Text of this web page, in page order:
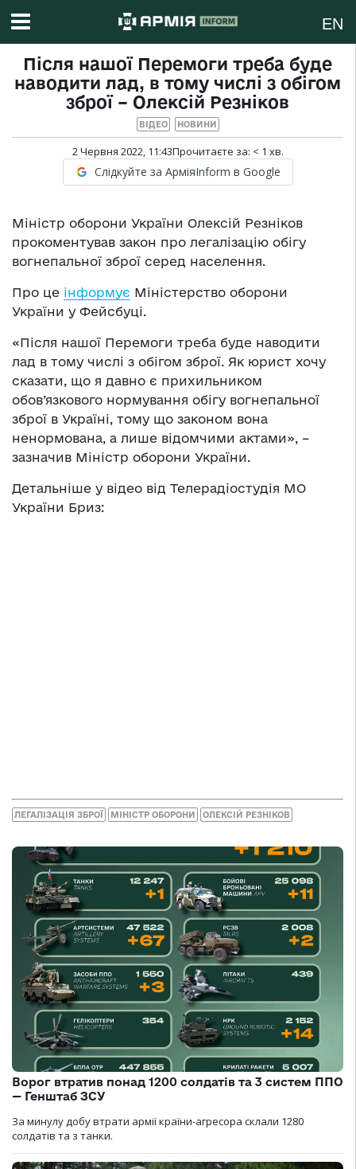
EN
Після нашої Перемоги треба буде
наводити лад, в тому числі з обігом
зброї – Олексій Резніков
ВІДЕО НОВИНИ
2 Червня 2022, 11:43Прочитаєте за: < 1 хв.
Слідкуйте за АрміяInform в Google
Міністр оборони України Олексій Резніков
прокоментував закон про легалізацію обігу
вогнепальної зброї серед населення.
Про це інформує Міністерство оборони
України у Фейсбуці.
«Після нашої Перемоги треба буде наводити
лад в тому числі з обігом зброї. Як юрист хочу
сказати, що я давно є прихильником
обов’язкового нормування обігу вогнепальної
зброї в Україні, тому що законом вона
ненормована, а лише відомчими актами», –
зазначив Міністр оборони України.
Детальніше у відео від Телерадіостудія МО
України Бриз:
ЛЕГАЛІЗАЦІЯ ЗБРОЇ МІНІСТР ОБОРОНИ ОЛЕКСІЙ РЕЗНІКОВ
Ворог втратив понад 1200 солдатів та 3 систем ППО
— Генштаб ЗСУ
За минулу добу втрати армії країни-агресора склали 1280
солдатів та з танки.